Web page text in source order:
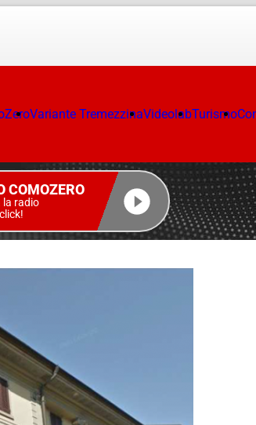
Variante TremezzinaVideolabTurismo
COMOZERO
la radio